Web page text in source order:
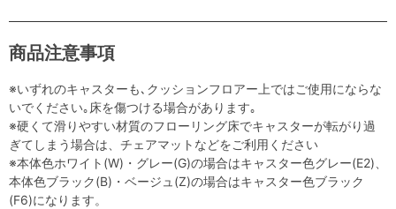
商品注意事項
※いずれのキャスターも､クッションフロアー上ではご使用にならな
いでください｡床を傷つける場合があります｡
※硬くて滑りやすい材質のフローリング床でキャスターが転がり過
ぎてしまう場合は、チェアマットなどをご利用ください
※本体色ホワイト(W)・グレー(G)の場合はキャスター色グレー(E2)、
本体色ブラック(B)・ベージュ(Z)の場合はキャスター色ブラック
(F6)になります。